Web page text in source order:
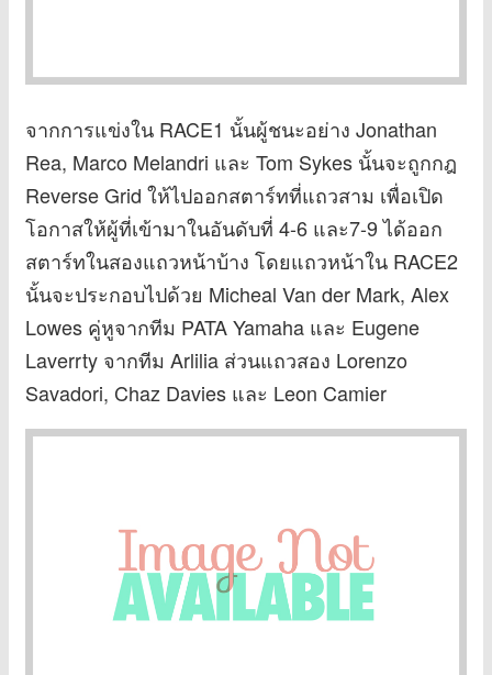
จากการแข่งใน RACE1 นั้นผู้ชนะอย่าง Jonathan
Rea, Marco Melandri และ Tom Sykes นั้นจะถูกกฎ
Reverse Grid ให้ไปออกสตาร์ทที่แถวสาม เพื่อเปิด
โอกาสให้ผู้ที่เข้ามาในอันดับที่ 4-6 และ7-9 ได้ออก
สตาร์ทในสองแถวหน้าบ้าง โดยแถวหน้าใน RACE2
นั้นจะประกอบไปด้วย Micheal Van der Mark, Alex
Lowes คู่หูจากทีม PATA Yamaha และ Eugene
Laverrty จากทีม Arlilia ส่วนแถวสอง Lorenzo
Savadori, Chaz Davies และ Leon Camier